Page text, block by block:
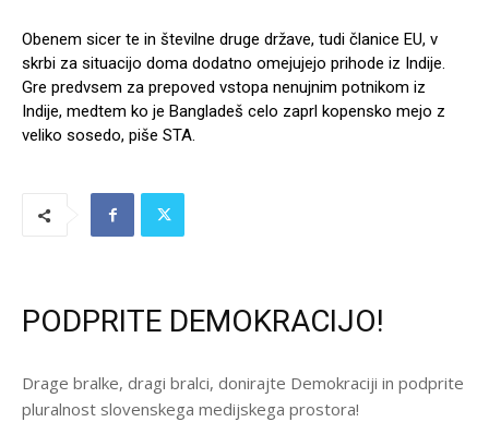
Obenem sicer te in številne druge države, tudi članice EU, v
skrbi za situacijo doma dodatno omejujejo prihode iz Indije.
Gre predvsem za prepoved vstopa nenujnim potnikom iz
Indije, medtem ko je Bangladeš celo zaprl kopensko mejo z
veliko sosedo, piše STA.
PODPRITE DEMOKRACIJO!
Drage bralke, dragi bralci, donirajte Demokraciji in podprite
pluralnost slovenskega medijskega prostora!